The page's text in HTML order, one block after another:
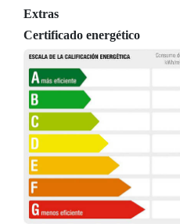
Extras
Certificado energético